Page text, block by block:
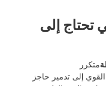
تحتاج إلى
متكرر
إلى تدمير حاجز